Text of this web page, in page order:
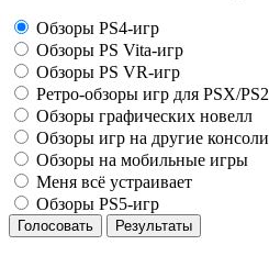
Обзоры PS4-игр
Обзоры PS Vita-игр
Обзоры PS VR-игр
Ретро-обзоры игр для PSX/PS2
Обзоры графических новелл
Обзоры игр на другие консоли
Обзоры на мобильные игры
Меня всё устраивает
Обзоры PS5-игр
Голосовать Результаты